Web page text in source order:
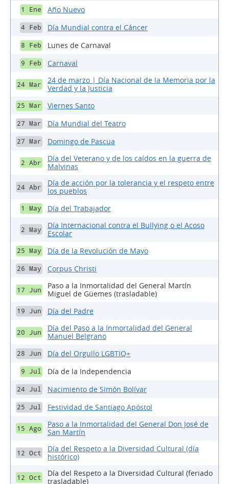
1 Ene Año Nuevo
4 Feb Día Mundial contra el Cáncer
8 Feb Lunes de Carnaval
9 Feb Carnaval
24 Mar
24 de marzo | Día Nacional de la Memoria por la
Verdad y la Justicia
25 Mar Viernes Santo
27 Mar Día Mundial del Teatro
27 Mar Domingo de Pascua
2 Abr
Día del Veterano y de los caídos en la guerra de
Malvinas
24 Abr
Día de acción por la tolerancia y el respeto entre
los pueblos
1 May Día del Trabajador
2 May
Día Internacional contra el Bullying o el Acoso
Escolar
25 May Día de la Revolución de Mayo
26 May Corpus Christi
17 Jun
Paso a la Inmortalidad del General Martín
Miguel de Güemes (trasladable)
19 Jun Día del Padre
20 Jun
Día del Paso a la Inmortalidad del General
Manuel Belgrano
28 Jun Día del Orgullo LGBTIQ+
9 Jul Día de la Independencia
24 Jul Nacimiento de Simón Bolívar
25 Jul Festividad de Santiago Apóstol
15 Ago
Paso a la Inmortalidad del General Don José de
San Martín
12 Oct
Día del Respeto a la Diversidad Cultural (día
histórico)
12 Oct
Día del Respeto a la Diversidad Cultural (feriado
trasladable)